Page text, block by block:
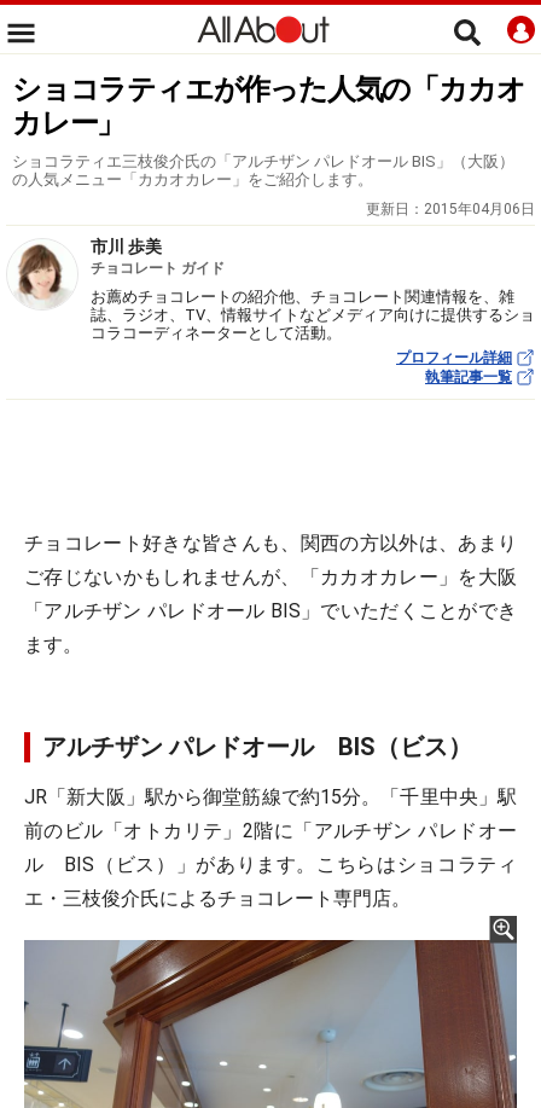
ショコラティエが作った人気の「カカオ
カレー」
ショコラティエ三枝俊介氏の「アルチザン パレドオール BIS」（大阪）
の人気メニュー「カカオカレー」をご紹介します。
更新日： 2015年04月06日
市川 歩美
チョコレート ガイド
お薦めチョコレートの紹介他、チョコレート関連情報を、雑
誌、ラジオ、TV、情報サイトなどメディア向けに提供するショ
コラコーディネーターとして活動。
プロフィール詳細
執筆記事一覧
チョコレート好きな皆さんも、関西の方以外は、あまり
ご存じないかもしれませんが、「カカオカレー」を大阪
「アルチザン パレドオール BIS」でいただくことができ
ます。
アルチザン パレドオール BIS（ビス）
JR「新大阪」駅から御堂筋線で約15分。「千里中央」駅
前のビル「オトカリテ」2階に「アルチザン パレドオー
ル BIS（ビス）」があります。こちらはショコラティ
エ・三枝俊介氏によるチョコレート専門店。